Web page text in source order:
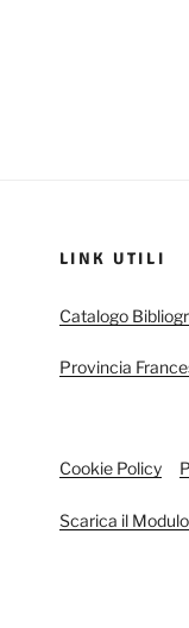
LINK UTILI
Catalogo
Provincia
Cookie Policy
Scarica il